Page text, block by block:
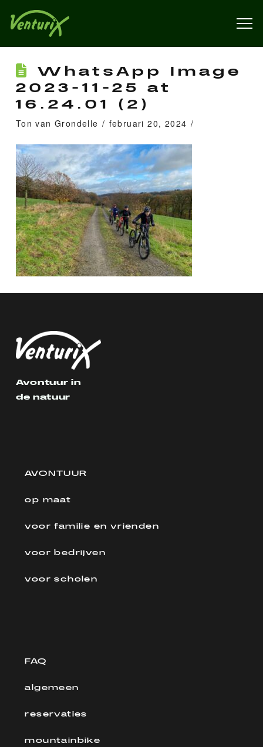
WhatsApp Image
2023-11-25 at
16.24.01 (2)
Ton van Grondelle februari 20, 2024
Avontuur in
de natuur
AVONTUUR
op maat
voor familie en vrienden
voor bedrijven
voor scholen
FAQ
algemeen
reservaties
mountainbike